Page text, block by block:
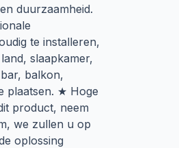
duurzaamheid.
te installeren,
slaapkamer,
balkon,
plaatsen. ★ Hoge
product, neem
we zullen u op
oplossing